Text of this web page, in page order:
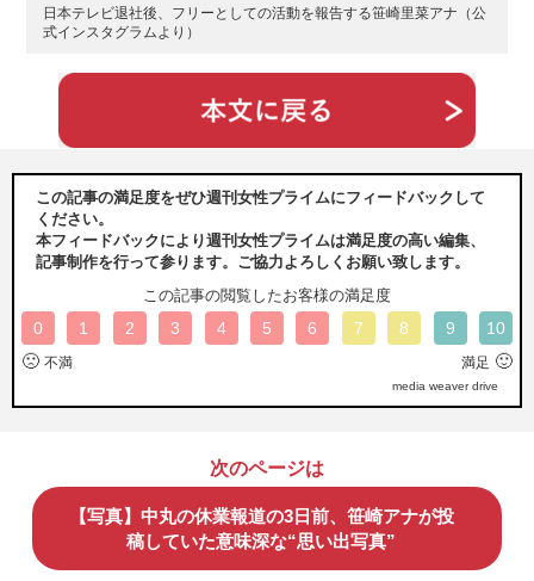
日本テレビ退社後、フリーとしての活動を報告する笹崎里菜アナ（公
式インスタグラムより）
この記事の満足度をぜひ週刊女性プライムにフィードバックして
ください。
本フィードバックにより週刊女性プライムは満足度の高い編集、
記事制作を行って参ります。ご協力よろしくお願い致します。
この記事の閲覧したお客様の満足度
0 1 2 3 4 5 6 7 8 9 10
🙁 不満 満足 🙂
media weaver drive
次のページは
【写真】中丸の休業報道の3日前、笹崎アナが投
稿していた意味深な“思い出写真”